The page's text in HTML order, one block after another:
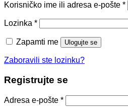
Korisničko ime ili adresa e-pošte *
Lozinka *
Zapamti me Ulogujte se
Zaboravili ste lozinku?
Registrujte se
Adresa e-pošte *